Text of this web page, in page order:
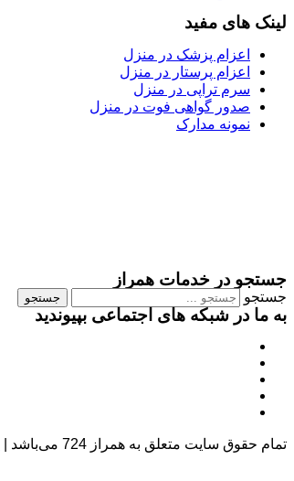
لینک های مفید
اعزام پزشک در منزل
اعزام پرستار در منزل
سرم تراپی در منزل
صدور گواهی فوت در منزل
نمونه مدارک
جستجو در خدمات همراز
جستجو جستجو
به ما در شبکه های اجتماعی بپیوندید
تمام حقوق سایت متعلق به همراز 724 می‌باشد |